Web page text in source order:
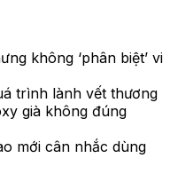
không ‘phân biệt’ vi
trình lành vết thương
già không đúng
mới cân nhắc dùng